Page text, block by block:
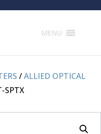
MENU
/ALLIED OPTICAL
SPTX